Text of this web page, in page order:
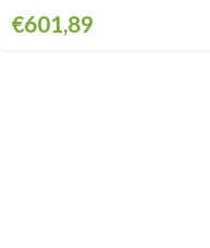
€601,89